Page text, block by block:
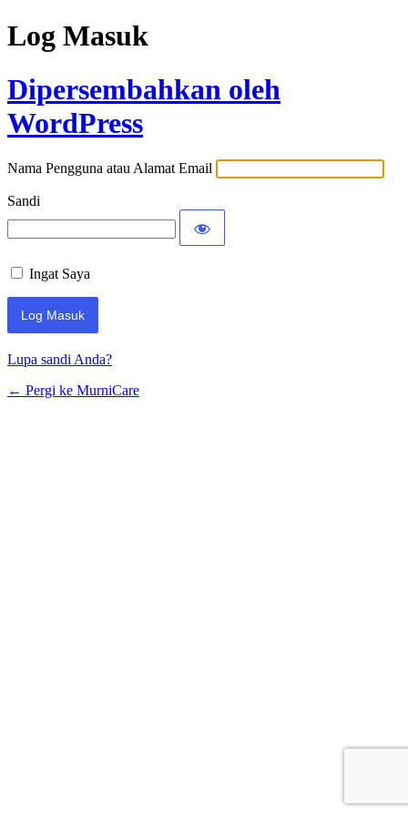
Log Masuk
Dipersembahkan oleh
WordPress
Nama Pengguna atau Alamat Email
Sandi
Ingat Saya
Lupa sandi Anda?
← Pergi ke MurniCare